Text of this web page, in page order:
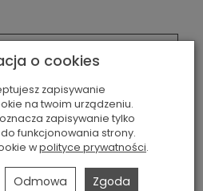
989,00 Kč
o cookies
zapisywanie
na twoim urządzeniu.
zapisywanie tylko
funkcjonowania strony.
wpolityce prywatności.
Odmowa Zgoda